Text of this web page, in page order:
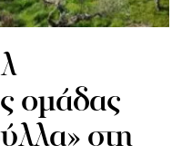
ομάδας
στη